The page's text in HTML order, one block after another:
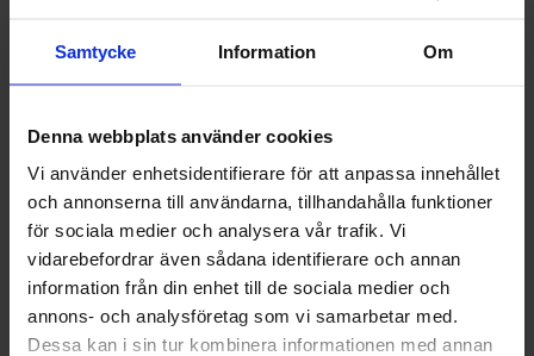
Samtycke Information Om
Denna webbplats använder cookies
Vi använder enhetsidentifierare för att anpassa innehållet
och annonserna till användarna, tillhandahålla funktioner
för sociala medier och analysera vår trafik. Vi
vidarebefordrar även sådana identifierare och annan
information från din enhet till de sociala medier och
annons- och analysföretag som vi samarbetar med.
Dessa kan i sin tur kombinera informationen med annan
Incheckning från kl 15.00, utcheckning kl 11.00.
Husdjur tillåtna
Egen bastu
Sjöutsikt
Vägbeskrivning
Edens stugor, Högbolstad, Sund. Köranvisning från
Mariehamn: ta väg nr 2 mot Sund. Ta höger vid
skylten ”Tosarby”+ ”EDEN”. Kör ca 1 km. Ta höger
vid skylt ”Högbolstad 2”+ följ därefter skyltar
”EDEN“. GPS position: 60.1865,20.0858 (latitud,